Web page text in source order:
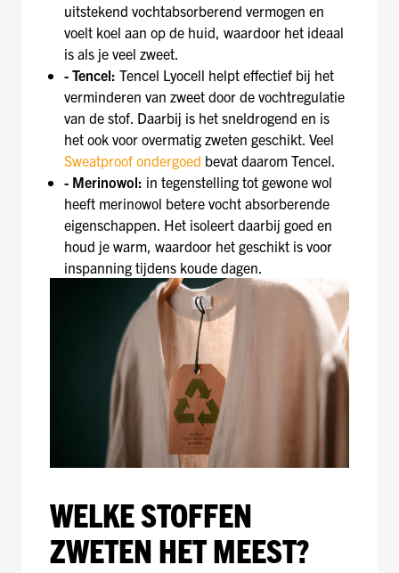
uitstekend vochtabsorberend vermogen en
voelt koel aan op de huid, waardoor het ideaal
is als je veel zweet.
- Tencel: Tencel Lyocell helpt effectief bij het
verminderen van zweet door de vochtregulatie
van de stof. Daarbij is het sneldrogend en is
het ook voor overmatig zweten geschikt. Veel
Sweatproof ondergoed bevat daarom Tencel.
- Merinowol: in tegenstelling tot gewone wol
heeft merinowol betere vocht absorberende
eigenschappen. Het isoleert daarbij goed en
houd je warm, waardoor het geschikt is voor
inspanning tijdens koude dagen.
WELKE STOFFEN
ZWETEN HET MEEST?